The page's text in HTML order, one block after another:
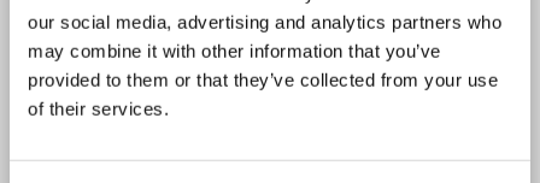
our social media, advertising and analytics partners who
may combine it with other information that you’ve
provided to them or that they’ve collected from your use
of their services.
Reaktivität: Schwein
Colorimetric
Sandwich ELISA
3.9-250 ng/mL
Plasma, Serum, Tissue Homogenate